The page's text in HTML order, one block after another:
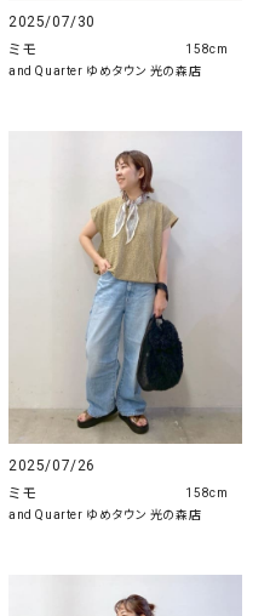
2025/07/30
ミモ
and Quarter ゆめタウン 光の森店
158cm
2025/07/26
ミモ
and Quarter ゆめタウン 光の森店
158cm